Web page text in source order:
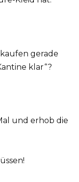
gerade
klar“?
und erhob die